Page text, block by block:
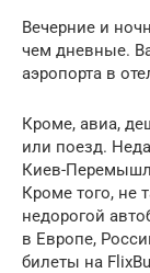
Вечерние и
чем дневные.
аэропорта в
Кроме, авиа,
или поезд.
Киев-
Кроме того, не
недорогой
в Европе,
билеты на